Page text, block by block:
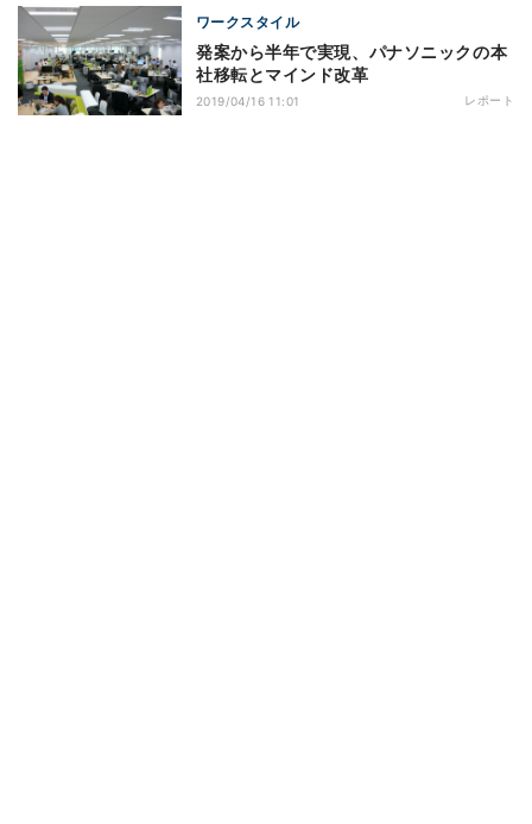
ワークスタイル
発案から半年で実現、パナソニックの本
社移転とマインド改革
2019/04/16 11:01 レポート